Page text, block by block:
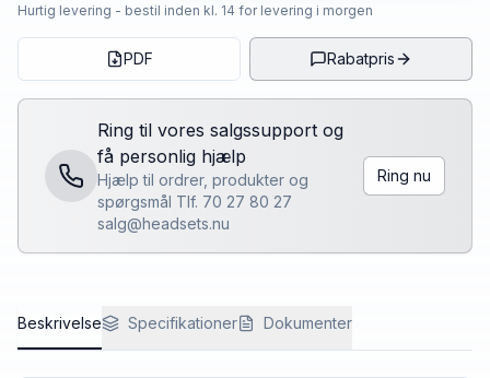
Hurtig levering - bestil inden kl. 14 for levering i morgen
PDF Rabatpris
Ring til vores salgssupport og
få personlig hjælp
Hjælp til ordrer, produkter og
spørgsmål Tlf. 70 27 80 27
salg@headsets.nu
Ring nu
Beskrivelse Specifikationer Dokumenter